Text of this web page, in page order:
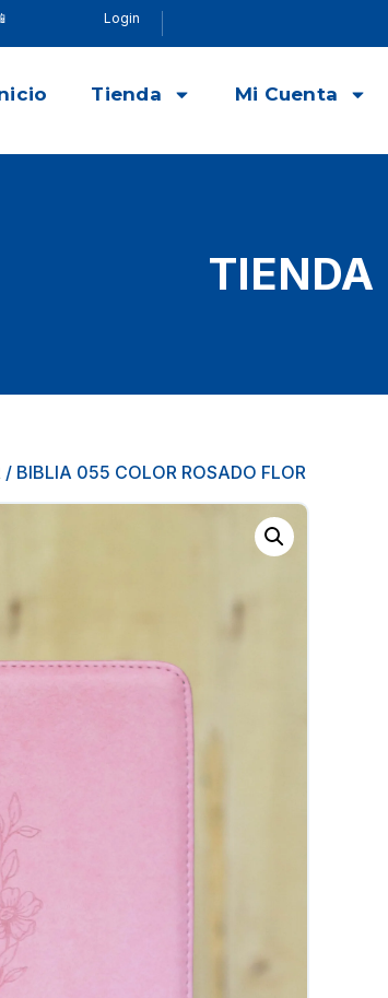
Login
Tienda Mi Cuenta
TIENDA
/ BIBLIA 055 COLOR ROSADO FLOR